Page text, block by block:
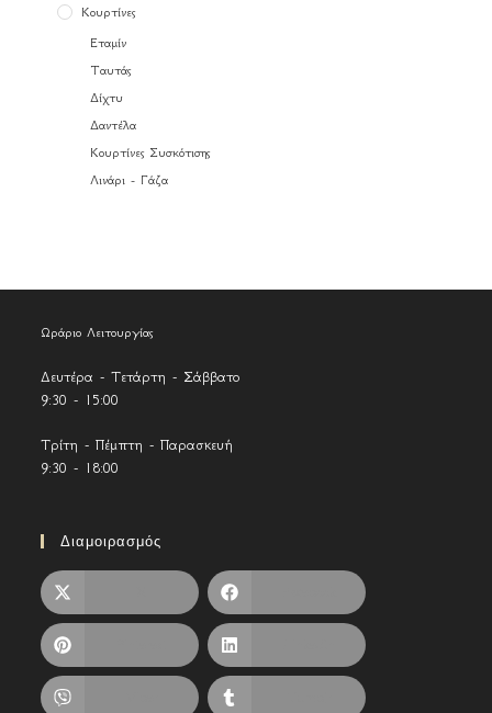
Κουρτίνες
Εταμίν
Ταυτάς
Δίχτυ
Δαντέλα
Κουρτίνες Συσκότισης
Λινάρι - Γάζα
Ωράριο Λειτουργίας
Δευτέρα - Τετάρτη - Σάββατο
9:30 - 15:00
Τρίτη - Πέμπτη - Παρασκευή
9:30 - 18:00
Διαμοιρασμός